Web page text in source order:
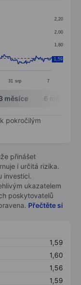
values. Data
31 srp 7
1,60
1,80
2,00
2,20
1,59
měsíce 6 měsíců
pokročilým
přinášet
i určitá rizika.
investici.
ukazatelem
poskytovatelů
Přečtěte si
1,59
1,60
1,56
1,59